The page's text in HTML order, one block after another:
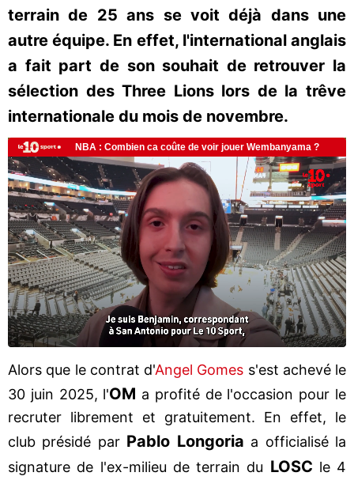
terrain de 25 ans se voit déjà dans une
autre équipe. En effet, l'international anglais
a fait part de son souhait de retrouver la
sélection des Three Lions lors de la trêve
internationale du mois de novembre.
Alors que le contrat d'Angel Gomes s'est achevé le
30 juin 2025, l'OM a profité de l'occasion pour le
recruter librement et gratuitement. En effet, le
club présidé par Pablo Longoria a officialisé la
signature de l'ex-milieu de terrain du LOSC le 4